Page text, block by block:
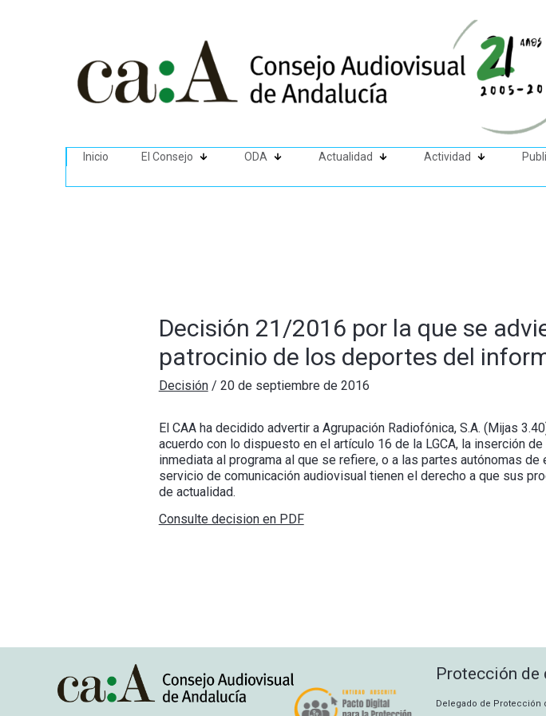
Inicio El Consejo ODA Actualidad Actividad
Decisión 21/2016 por la que se
patrocinio de los deportes del
Decisión/ 20 de septiembre de 2016
El CAA ha decidido advertir a Agrupación Radiofónica, S.A. (Mijas
acuerdo con lo dispuesto en el artículo 16 de la LGCA, la inserción
inmediata al programa al que se refiere, o a las partes autónomas
servicio de comunicación audiovisual tienen el derecho a que sus
de actualidad.
Consulte decision en PDF
Protección de
Delegado de Protección